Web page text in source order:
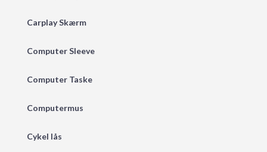
Carplay Skærm
Computer Sleeve
Computer Taske
Computermus
Cykel lås